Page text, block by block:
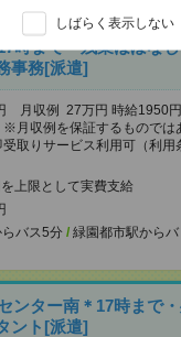
しばらく表示しない
時まで＊残業ほぼな
事務[派遣]
月収例 27万円 時給1950
月収例を保証するものでは
取りサービス利用可（利用
上限として実費支給
バス5分 / 緑園都市駅からバ
ンター南＊17時まで
ント[派遣]